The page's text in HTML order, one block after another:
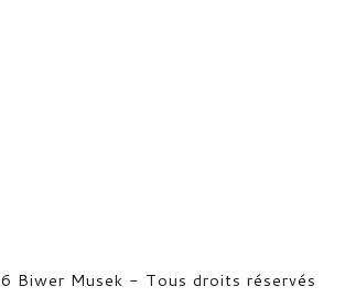
Biwer Musek - Tous droits réservés